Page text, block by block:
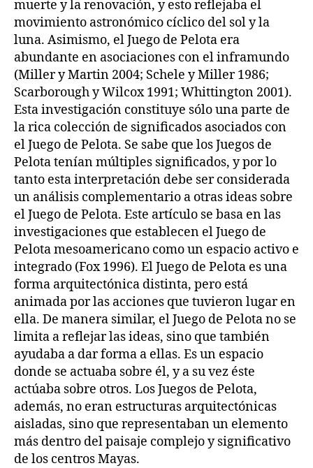
muerte y la renovación, y esto reflejaba el
movimiento astronómico cíclico del sol y la
luna. Asimismo, el Juego de Pelota era
abundante en asociaciones con el inframundo
(Miller y Martin 2004; Schele y Miller 1986;
Scarborough y Wilcox 1991; Whittington 2001).
Esta investigación constituye sólo una parte de
la rica colección de significados asociados con
el Juego de Pelota. Se sabe que los Juegos de
Pelota tenían múltiples significados, y por lo
tanto esta interpretación debe ser considerada
un análisis complementario a otras ideas sobre
el Juego de Pelota. Este artículo se basa en las
investigaciones que establecen el Juego de
Pelota mesoamericano como un espacio activo e
integrado (Fox 1996). El Juego de Pelota es una
forma arquitectónica distinta, pero está
animada por las acciones que tuvieron lugar en
ella. De manera similar, el Juego de Pelota no se
limita a reflejar las ideas, sino que también
ayudaba a dar forma a ellas. Es un espacio
donde se actuaba sobre él, y a su vez éste
actúaba sobre otros. Los Juegos de Pelota,
además, no eran estructuras arquitectónicas
aisladas, sino que representaban un elemento
más dentro del paisaje complejo y significativo
de los centros Mayas.